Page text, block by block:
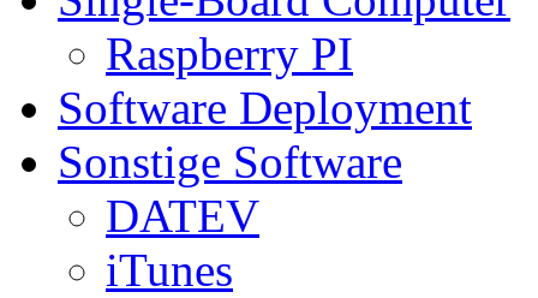
Raspberry PI
Software Deployment
Sonstige Software
DATEV
iTunes